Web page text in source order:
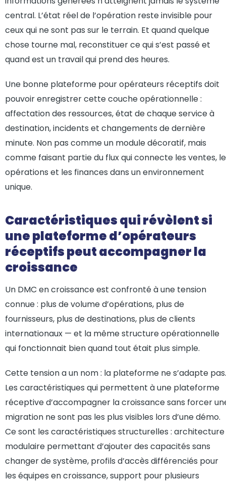
central. L’état réel de l’opération reste invisible pour
ceux qui ne sont pas sur le terrain. Et quand quelque
chose tourne mal, reconstituer ce qui s’est passé et
quand est un travail qui prend des heures.
Une bonne plateforme pour opérateurs réceptifs doit
pouvoir enregistrer cette couche opérationnelle :
affectation des ressources, état de chaque service à
destination, incidents et changements de dernière
minute. Non pas comme un module décoratif, mais
comme faisant partie du flux qui connecte les ventes,
opérations et les finances dans un environnement
unique.
Caractéristiques qui révèlent si
une plateforme d’opérateurs
réceptifs peut accompagner la
croissance
Un DMC en croissance est confronté à une tension
connue : plus de volume d’opérations, plus de
fournisseurs, plus de destinations, plus de clients
internationaux — et la même structure opérationnelle
qui fonctionnait bien quand tout était plus simple.
Cette tension a un nom : la plateforme ne s’adapte pas.
Les caractéristiques qui permettent à une plateforme
réceptive d’accompagner la croissance sans forcer
migration ne sont pas les plus visibles lors d’une démo.
Ce sont les caractéristiques structurelles : architecture
modulaire permettant d’ajouter des capacités sans
changer de système, profils d’accès différenciés pour
les équipes en croissance, support pour plusieurs